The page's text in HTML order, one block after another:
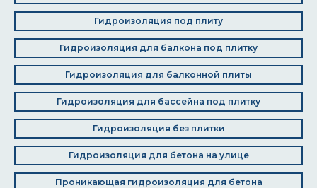
Гидроизоляция под плиту
Гидроизоляция для балкона под плитку
Гидроизоляция для балконной плиты
Гидроизоляция для бассейна под плитку
Гидроизоляция без плитки
Гидроизоляция для бетона на улице
Проникающая гидроизоляция для бетона